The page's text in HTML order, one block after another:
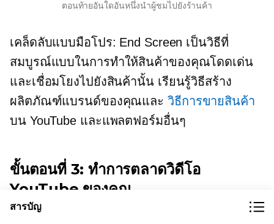
ตอนท้ายอันใดอันหนึ่งนำผู้ชมไปยังร้านค้า
เคล็ดลับแบบมือโปร: End Screen เป็นวิธีที่
สมบูรณ์แบบในการทำให้สินค้าของคุณโดดเด่น
และเชื่อมโยงไปยังสินค้านั้น เรียนรู้วิธีสร้าง
ผลิตภัณฑ์แบรนด์ของคุณและ วิธีการขายสินค้า
บน YouTube และแพลตฟอร์มอื่นๆ
ขั้นตอนที่ 3: ทำการตลาดวิดีโอ
YouTube ของคุณ
สารบัญ